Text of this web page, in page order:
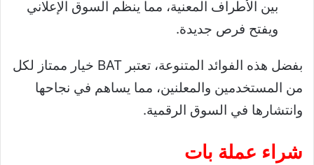
بين الأطراف المعنية، مما ينظم السوق الإعلاني
ويفتح فرص جديدة.
بفضل هذه الفوائد المتنوعة، تعتبر BAT خيار ممتاز لكل
من المستخدمين والمعلنين، مما يساهم في نجاحها
وانتشارها في السوق الرقمية.
شراء عملة بات